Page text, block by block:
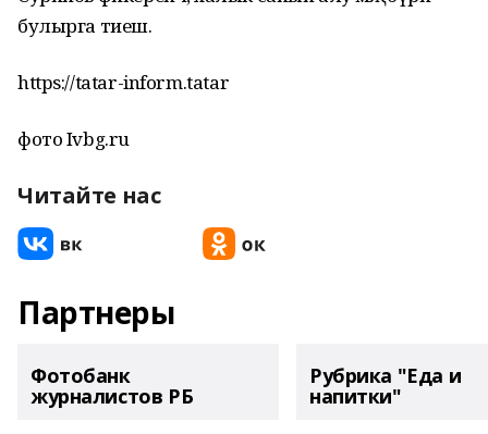
булырга тиеш.
https://tatar-inform.tatar
фото Ivbg.ru
Читайте нас
Партнеры
Фотобанк
журналистов РБ
Рубрика "Еда и
напитки"